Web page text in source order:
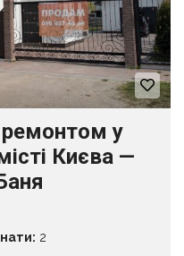
у
Києва —
2